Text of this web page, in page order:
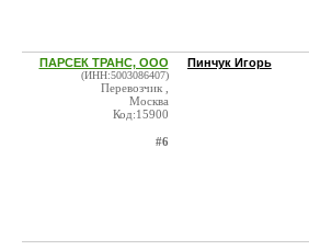
ПАРСЕК ТРАНС, ООО
(ИНН:5003086407)
Перевозчик ,
Москва
Код:15900
#6
Пинчук Игорь